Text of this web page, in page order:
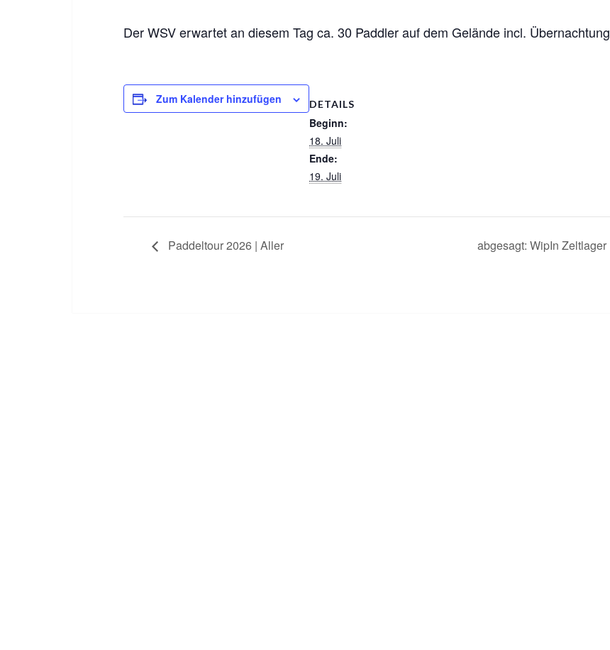
Der WSV erwartet an diesem Tag ca. 30 Paddler auf dem Gelände incl. Übernachtung
Zum Kalender hinzufügen DETAILS
Beginn:
18. Juli
Ende:
19. Juli
Paddeltour 2026 | Aller abgesagt: WipIn Zeltlager